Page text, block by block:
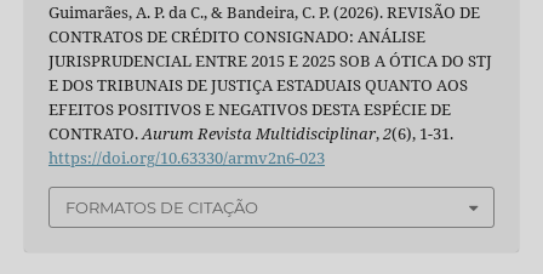
Guimarães, A. P. da C., & Bandeira, C. P. (2026). REVISÃO DE
CONTRATOS DE CRÉDITO CONSIGNADO: ANÁLISE
JURISPRUDENCIAL ENTRE 2015 E 2025 SOB A ÓTICA DO STJ
E DOS TRIBUNAIS DE JUSTIÇA ESTADUAIS QUANTO AOS
EFEITOS POSITIVOS E NEGATIVOS DESTA ESPÉCIE DE
CONTRATO.Aurum Revista Multidisciplinar,2(6), 1-31.
https://doi.org/10.63330/armv2n6-023
FORMATOS DE CITAÇÃO